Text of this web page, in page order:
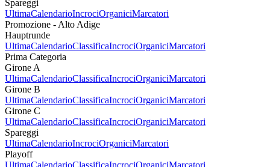
Spareggi
UltimaCalendarioIncrociOrganiciMarcatori
Promozione - Alto Adige
Hauptrunde
UltimaCalendarioClassificaIncrociOrganiciMarcatori
Prima Categoria
Girone A
UltimaCalendarioClassificaIncrociOrganiciMarcatori
Girone B
UltimaCalendarioClassificaIncrociOrganiciMarcatori
Girone C
UltimaCalendarioClassificaIncrociOrganiciMarcatori
Spareggi
UltimaCalendarioIncrociOrganiciMarcatori
Playoff
UltimaCalendarioClassificaIncrociOrganiciMarcatori